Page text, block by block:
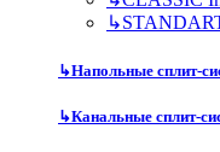
↳
↳Напольные сплит-
↳Канальные сплит-